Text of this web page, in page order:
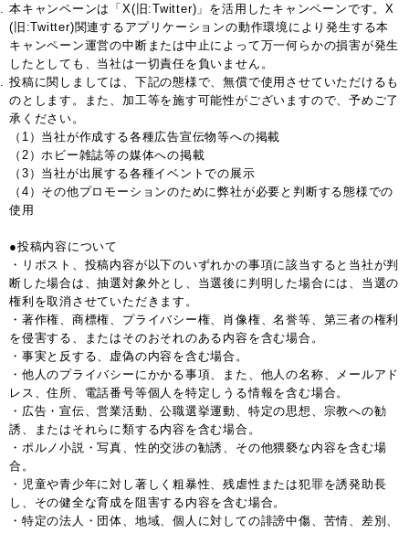
本キャンペーンは「X(旧:Twitter)」を活用したキャンペーンです。X
(旧:Twitter)関連するアプリケーションの動作環境により発生する本
キャンペーン運営の中断または中止によって万一何らかの損害が発生
したとしても、当社は一切責任を負いません。
投稿に関しましては、下記の態様で、無償で使用させていただけるも
のとします。また、加工等を施す可能性がございますので、予めご了
承ください。
（1）当社が作成する各種広告宣伝物等への掲載
（2）ホビー雑誌等の媒体への掲載
（3）当社が出展する各種イベントでの展示
（4）その他プロモーションのために弊社が必要と判断する態様での
使用
●投稿内容について
・リポスト、投稿内容が以下のいずれかの事項に該当すると当社が判
断した場合は、抽選対象外とし、当選後に判明した場合には、当選の
権利を取消させていただきます。
・著作権、商標権、プライバシー権、肖像権、名誉等、第三者の権利
を侵害する、またはそのおそれのある内容を含む場合。
・事実と反する、虚偽の内容を含む場合。
・他人のプライバシーにかかる事項、また、他人の名称、メールアド
レス、住所、電話番号等個人を特定しうる情報を含む場合。
・広告・宣伝、営業活動、公職選挙運動、特定の思想、宗教への勧
誘、またはそれらに類する内容を含む場合。
・ポルノ小説・写真、性的交渉の勧誘、その他猥褻な内容を含む場
合。
・児童や青少年に対し著しく粗暴性、残虐性または犯罪を誘発助長
し、その健全な育成を阻害する内容を含む場合。
・特定の法人・団体、地域、個人に対しての誹謗中傷、苦情、差別、